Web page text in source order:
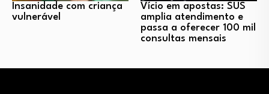
Insanidade com criança
vulnerável
Vício em apostas: SUS
amplia atendimento e
passa a oferecer 100 mil
consultas mensais